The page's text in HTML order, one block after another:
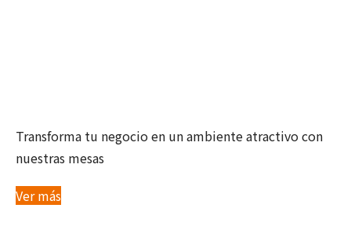
Transforma tu negocio en un ambiente atractivo con
nuestras mesas
Ver más